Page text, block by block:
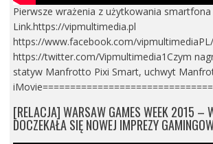
Pierwsze wrażenia z użytkowania
Link.https://vipmultimedia.pl
https://www.facebook.com/vipmultimediaPL/
https://twitter.com/Vipmultimedia1Czym
statyw Manfrotto Pixi Smart, uchwyt
[RELACJA] WARSAW GAMES WEEK 2015 –
DOCZEKAŁA SIĘ NOWEJ IMPREZY